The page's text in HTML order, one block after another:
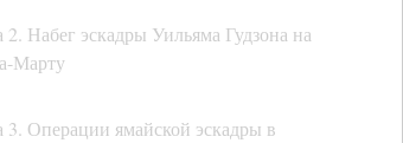
2. Набег эскадры Уильяма Гудзона на
Марту
3. Операции ямайской эскадры в